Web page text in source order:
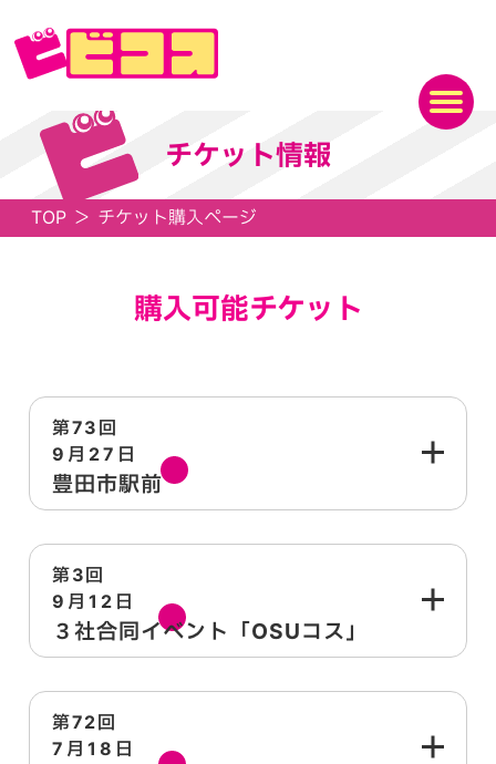
チケット情報
TOP ＞ チケット購入ページ
購入可能チケット
第73回
9月27日
日
豊田市駅前
第3回
9月12日
土
３社合同イベント「OSUコス」
第72回
7月18日
土